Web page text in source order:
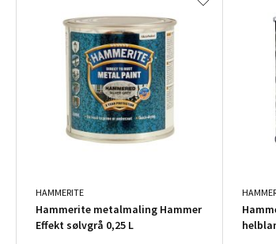
HAMMERITE
Hammerite metalmaling Hammer
Effekt sølvgrå 0,25 L